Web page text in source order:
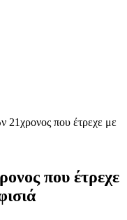
21χρονος που έτρεχε με
που έτρεχε